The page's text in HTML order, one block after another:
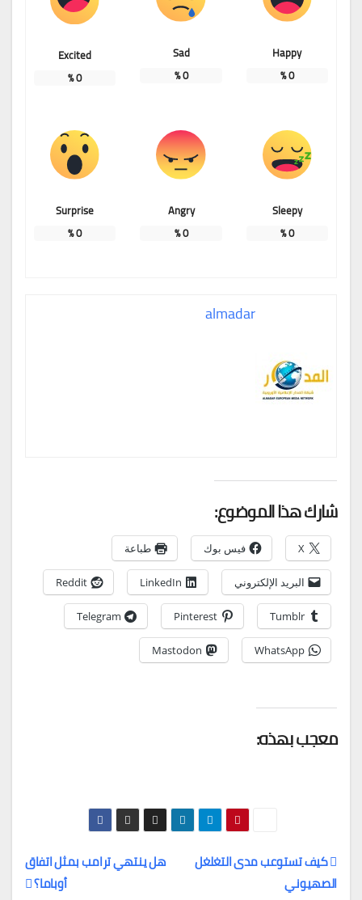
Happy
0
%
Sad
0
%
Excited
0
%
Sleepy
0
%
Angry
0
%
Surprise
0
%
almadar
شارك هذا الموضوع:
X فيس بوك طباعة
البريد الإلكتروني LinkedIn
Reddit
Tumblr
Pinterest
Telegram
WhatsApp
Mastodon
معجب بهذه:
هل ينتهي ترامب بمثل اتفاق
أوباما؟
كيف تستوعب مدى التغلغل
الصهيوني